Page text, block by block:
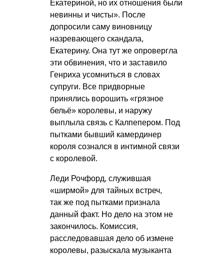
Екатериной, но их отношения были
невинны и чисты». После
допросили саму виновницу
назревающего скандала,
Екатерину. Она тут же опровергла
эти обвинения, что и заставило
Генриха усомниться в словах
супруги. Все придворные
принялись ворошить «грязное
бельё» королевы, и наружу
выплыла связь с Калпепером. Под
пытками бывший камердинер
короля сознался в интимной связи
с королевой.
Леди Рочфорд, служившая
«ширмой» для тайных встреч,
так же под пытками признала
данный факт. Но дело на этом не
закончилось. Комиссия,
расследовавшая дело об измене
королевы, разыскала музыканта